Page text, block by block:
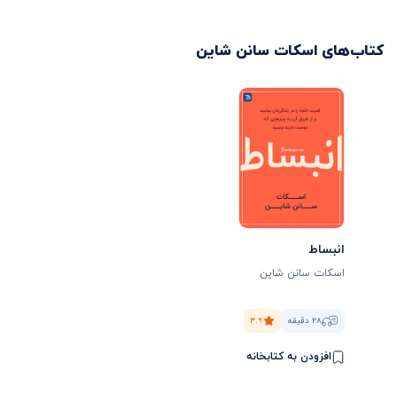
کتاب‌های اسکات سانن شاین
انبساط
اسکات سانن شاین
۲۸ دقیقه ۳.۹
افزودن به کتابخانه